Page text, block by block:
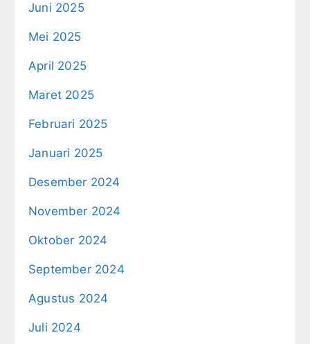
Juni 2025
Mei 2025
April 2025
Maret 2025
Februari 2025
Januari 2025
Desember 2024
November 2024
Oktober 2024
September 2024
Agustus 2024
Juli 2024